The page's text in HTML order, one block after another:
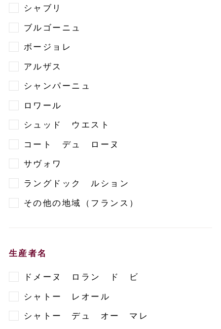
シャブリ
ブルゴーニュ
ボージョレ
アルザス
シャンパーニュ
ロワール
シュッド ウエスト
コート デュ ローヌ
サヴォワ
ラングドック ルション
その他の地域（フランス）
生産者名
ドメーヌ ロラン ド ビ
シャトー レオール
シャトー デュ オー マレ